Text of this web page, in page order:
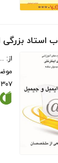
استاد
از:
۳۰۷ صفحه